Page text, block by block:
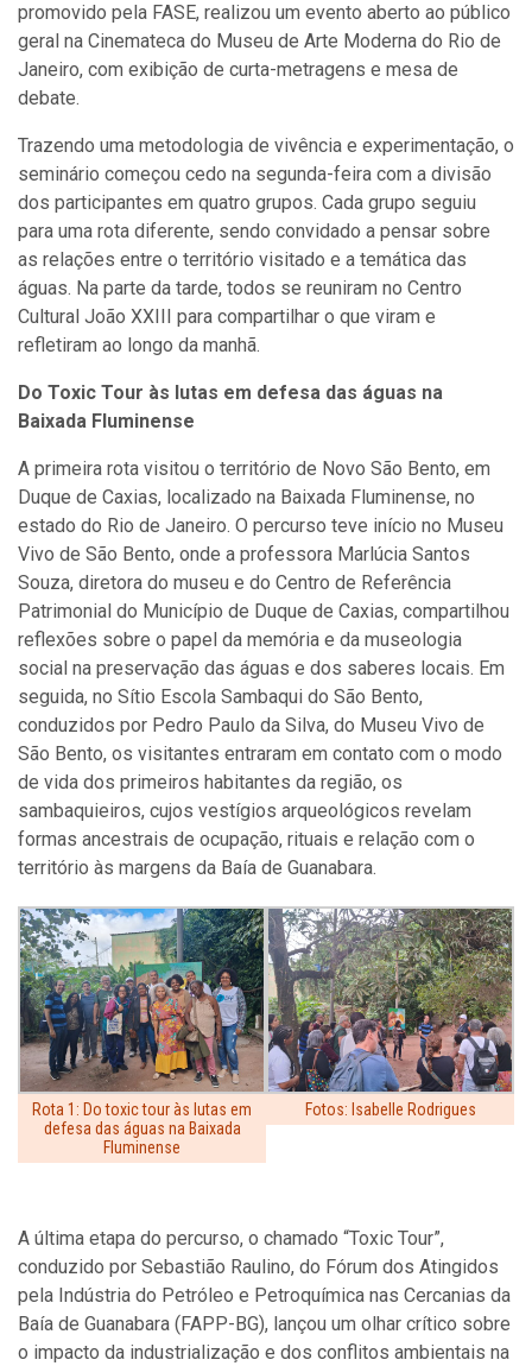
promovido pela FASE, realizou um evento aberto ao público
geral na Cinemateca do Museu de Arte Moderna do Rio de
Janeiro, com exibição de curta-metragens e mesa de
debate.
Trazendo uma metodologia de vivência e experimentação, o
seminário começou cedo na segunda-feira com a divisão
dos participantes em quatro grupos. Cada grupo seguiu
para uma rota diferente, sendo convidado a pensar sobre
as relações entre o território visitado e a temática das
águas. Na parte da tarde, todos se reuniram no Centro
Cultural João XXIII para compartilhar o que viram e
refletiram ao longo da manhã.
Do Toxic Tour às lutas em defesa das águas na
Baixada Fluminense
A primeira rota visitou o território de Novo São Bento, em
Duque de Caxias, localizado na Baixada Fluminense, no
estado do Rio de Janeiro. O percurso teve início no Museu
Vivo de São Bento, onde a professora Marlúcia Santos
Souza, diretora do museu e do Centro de Referência
Patrimonial do Município de Duque de Caxias, compartilhou
reflexões sobre o papel da memória e da museologia
social na preservação das águas e dos saberes locais. Em
seguida, no Sítio Escola Sambaqui do São Bento,
conduzidos por Pedro Paulo da Silva, do Museu Vivo de
São Bento, os visitantes entraram em contato com o modo
de vida dos primeiros habitantes da região, os
sambaquieiros, cujos vestígios arqueológicos revelam
formas ancestrais de ocupação, rituais e relação com o
território às margens da Baía de Guanabara.
Rota 1: Do toxic tour às lutas em
defesa das águas na Baixada
Fluminense
Fotos: Isabelle Rodrigues
A última etapa do percurso, o chamado “Toxic Tour”,
conduzido por Sebastião Raulino, do Fórum dos Atingidos
pela Indústria do Petróleo e Petroquímica nas Cercanias da
Baía de Guanabara (FAPP-BG), lançou um olhar crítico sobre
o impacto da industrialização e dos conflitos ambientais na